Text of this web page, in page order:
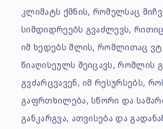
კლიმატს ქმნის, რომელსაც
სიმდიდრეებს გვაძლევს,
იმ ხედებს შლის, რომლითაც
წიაღისეულს შეიცავს, რომლის
გვძარცვავენ, იმ რესურსებს,
გაფრთხილება, სწორი და
განკარგვა, ათვისება და